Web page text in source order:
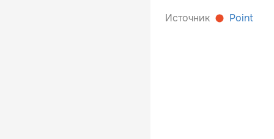
Источник Point